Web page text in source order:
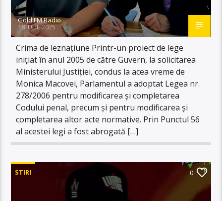
Gold FM Radio
18 IULIE 2025
Crima de leznațiune Printr-un proiect de lege
inițiat în anul 2005 de către Guvern, la solicitarea
Ministerului Justiției, condus la acea vreme de
Monica Macovei, Parlamentul a adoptat Legea nr.
278/2006 pentru modificarea și completarea
Codului penal, precum și pentru modificarea și
completarea altor acte normative. Prin Punctul 56
al acestei legi a fost abrogată […]
STIRI 0